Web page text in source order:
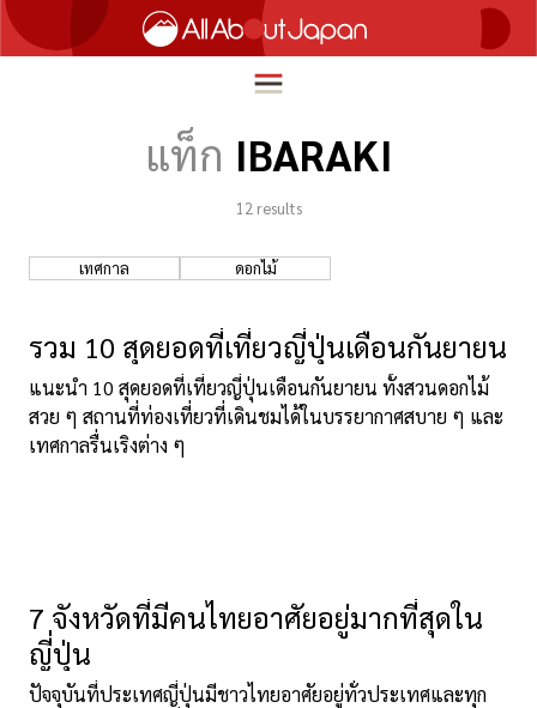
ภาษาไทย
ท่องเที่ยว
ความบันเทิง
นวัตกรรม
แท็ก IBARAKI
12 results
เทศกาล ดอกไม้
รวม 10 สุดยอดที่เที่ยวญี่ปุ่นเดือนกันยายน
แนะนำ 10 สุดยอดที่เที่ยวญี่ปุ่นเดือนกันยายน ทั้งสวนดอกไม้
สวย ๆ สถานที่ท่องเที่ยวที่เดินชมได้ในบรรยากาศสบาย ๆ และ
เทศกาลรื่นเริงต่าง ๆ
7 จังหวัดที่มีคนไทยอาศัยอยู่มากที่สุดใน
ญี่ปุ่น
ปัจจุบันที่ประเทศญี่ปุ่นมีชาวไทยอาศัยอยู่ทั่วประเทศและทุก